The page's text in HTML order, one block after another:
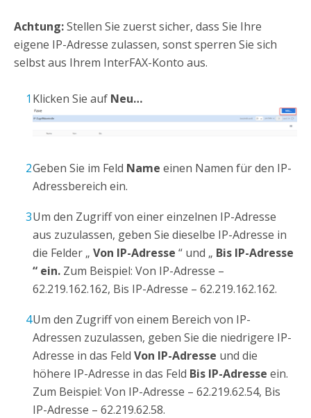
Achtung:Stellen Sie zuerst sicher, dass Sie Ihre
eigene IP-Adresse zulassen, sonst sperren Sie sich
selbst aus Ihrem InterFAX-Konto aus.
Klicken Sie auf Neu…
Geben Sie im Feld Name einen Namen für den IP-
Adressbereich ein.
Um den Zugriff von einer einzelnen IP-Adresse
aus zuzulassen, geben Sie dieselbe IP-Adresse in
die Felder „ Von IP-Adresse “ und „ Bis IP-Adresse
“ ein. Zum Beispiel: Von IP-Adresse –
62.219.162.162, Bis IP-Adresse – 62.219.162.162.
Um den Zugriff von einem Bereich von IP-
Adressen zuzulassen, geben Sie die niedrigere IP-
Adresse in das Feld Von IP-Adresse und die
höhere IP-Adresse in das Feld Bis IP-Adresse ein.
Zum Beispiel: Von IP-Adresse – 62.219.62.54, Bis
IP-Adresse – 62.219.62.58.